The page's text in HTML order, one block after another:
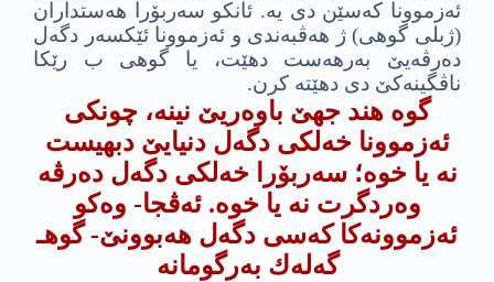
ئه‌زموونا كه‌سێن دى یه‌. ئانكو سه‌ربۆرا هه‌ستداران
(ژبلى گوهى) ژ هه‌ڤبه‌ندى و ئه‌زموونا ئێكسه‌ر دگه‌ل
ده‌رڤه‌یێ به‌رهه‌ست دهێت، یا گوهى ب رێكا
ناڤگینه‌كێ دى دهێته‌ كرن.
گوه هند جهێ باوه‌ریێ نینه‌، چونكى
ئه‌زموونا خه‌لكى دگه‌ل دنیایێ دبهیست
نه‌ یا خوه‌؛ سه‌ربۆرا خه‌لكى دگه‌ل ده‌رڤه‌
وه‌ردگرت نه‌ یا خوه‌. ئه‌ڤجا- وه‌كو
ئه‌زموونه‌كا كه‌سى دگه‌ل هه‌بوونێ- گوهـ
گه‌له‌ك به‌رگومانه‌